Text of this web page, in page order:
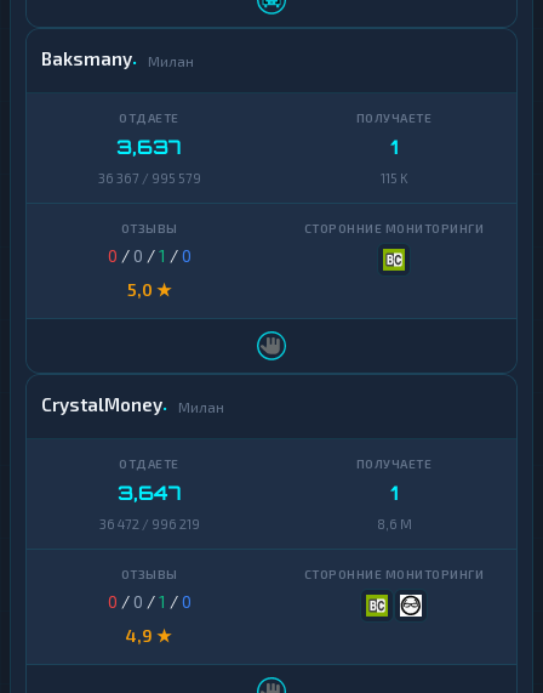
Baksmany Милан
3,637
36 367 / 995 579
1
115 K
0 / 0 /1 /0
5,0 ★
CrystalMoney Милан
3,647
36 472 / 996 219
1
8,6 M
0 / 0 /1 /0
4,9 ★